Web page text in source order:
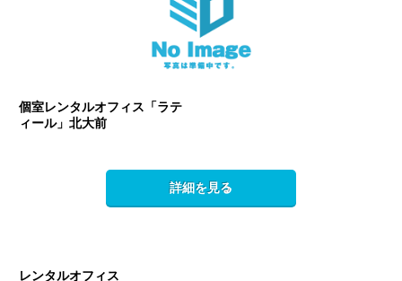
個室レンタルオフィス「ラテ
ィール」北大前
詳細を見る
レンタルオフィス